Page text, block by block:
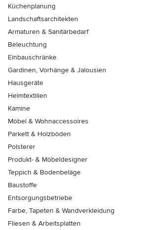
Küchenplanung
Landschaftsarchitekten
Armaturen & Sanitärbedarf
Beleuchtung
Einbauschränke
Gardinen, Vorhänge & Jalousien
Hausgeräte
Heimtextilien
Kamine
Möbel & Wohnaccessoires
Parkett & Holzböden
Polsterer
Produkt- & Möbeldesigner
Teppich & Bodenbeläge
Baustoffe
Entsorgungsbetriebe
Farbe, Tapeten & Wandverkleidung
Fliesen & Arbeitsplatten